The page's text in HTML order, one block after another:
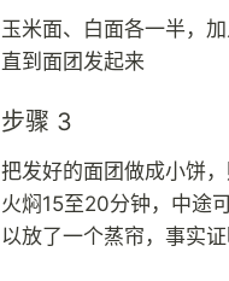
玉米面、白面各一半，
直到面团发起来
步骤 3
把发好的面团做成小饼
火焖15至20分钟，中途
以放了一个蒸帘，事实